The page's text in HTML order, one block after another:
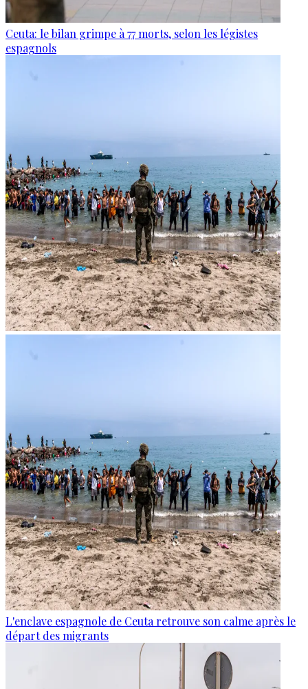
Ceuta: le bilan grimpe à 77 morts, selon les légistes
espagnols
L'enclave espagnole de Ceuta retrouve son calme après le
départ des migrants